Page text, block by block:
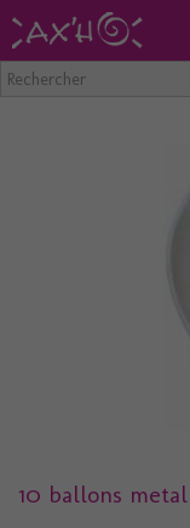
10 ballons